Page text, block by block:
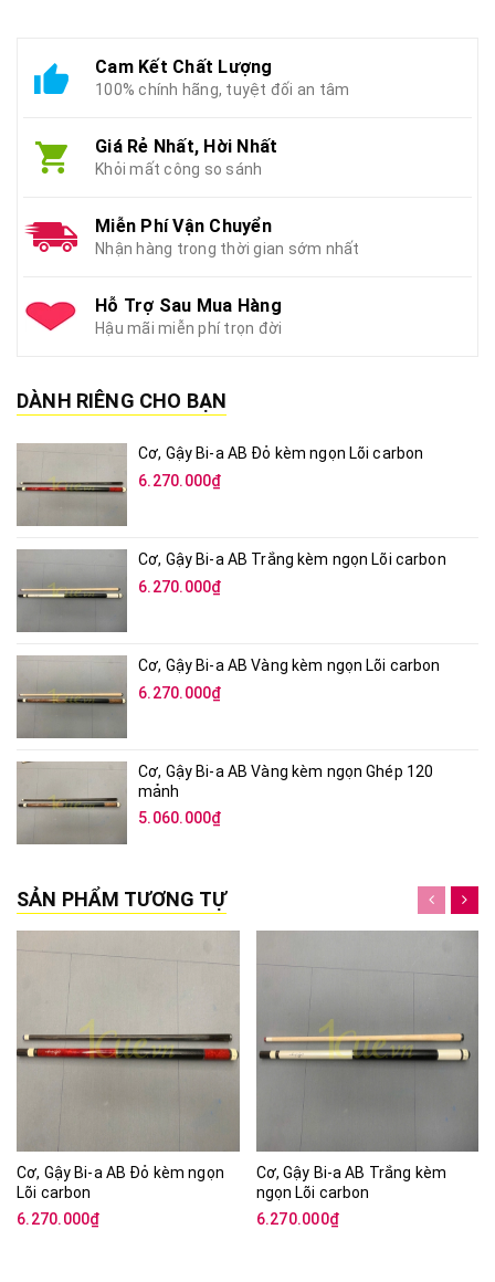
Cam Kết Chất Lượng
100% chính hãng, tuyệt đối an tâm
Giá Rẻ Nhất, Hời Nhất
Khỏi mất công so sánh
Miễn Phí Vận Chuyển
Nhận hàng trong thời gian sớm nhất
Hỗ Trợ Sau Mua Hàng
Hậu mãi miễn phí trọn đời
DÀNH RIÊNG CHO BẠN
Cơ, Gậy Bi-a AB Đỏ kèm ngọn Lõi carbon
6.270.000₫
Cơ, Gậy Bi-a AB Trắng kèm ngọn Lõi carbon
6.270.000₫
Cơ, Gậy Bi-a AB Vàng kèm ngọn Lõi carbon
6.270.000₫
Cơ, Gậy Bi-a AB Vàng kèm ngọn Ghép 120
mảnh
5.060.000₫
SẢN PHẨM TƯƠNG TỰ
Cơ, Gậy Bi-a AB Đỏ kèm ngọn
Lõi carbon
6.270.000₫
Cơ, Gậy Bi-a AB Trắng kèm
ngọn Lõi carbon
6.270.000₫